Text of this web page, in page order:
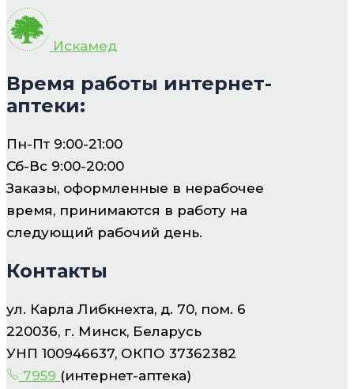
Искамед
Время работы интернет-
аптеки:
Пн-Пт 9:00-21:00
Сб-Вс 9:00-20:00
Заказы, оформленные в нерабочее
время, принимаются в работу на
следующий рабочий день.
Контакты
ул. Карла Либкнехта, д. 70, пом. 6
220036, г. Минск, Беларусь
УНП 100946637, ОКПО 37362382
7959 (интернет-аптека)